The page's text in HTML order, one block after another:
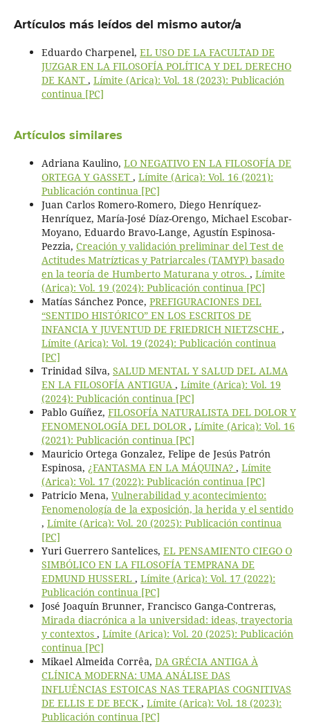
Artículos más leídos del mismo autor/a
Eduardo Charpenel, EL USO DE LA FACULTAD DE
JUZGAR EN LA FILOSOFÍA POLÍTICA Y DEL DERECHO
DE KANT , Límite (Arica): Vol. 18 (2023): Publicación
continua [PC]
Artículos similares
Adriana Kaulino, LO NEGATIVO EN LA FILOSOFÍA DE
ORTEGA Y GASSET , Límite (Arica): Vol. 16 (2021):
Publicación continua [PC]
Juan Carlos Romero-Romero, Diego Henríquez-
Henríquez, María-José Díaz-Orengo, Michael Escobar-
Moyano, Eduardo Bravo-Lange, Agustín Espinosa-
Pezzia, Creación y validación preliminar del Test de
Actitudes Matrízticas y Patriarcales (TAMYP) basado
en la teoría de Humberto Maturana y otros. , Límite
(Arica): Vol. 19 (2024): Publicación continua [PC]
Matías Sánchez Ponce, PREFIGURACIONES DEL
“SENTIDO HISTÓRICO” EN LOS ESCRITOS DE
INFANCIA Y JUVENTUD DE FRIEDRICH NIETZSCHE ,
Límite (Arica): Vol. 19 (2024): Publicación continua
[PC]
Trinidad Silva, SALUD MENTAL Y SALUD DEL ALMA
EN LA FILOSOFÍA ANTIGUA , Límite (Arica): Vol. 19
(2024): Publicación continua [PC]
Pablo Guíñez, FILOSOFÍA NATURALISTA DEL DOLOR Y
FENOMENOLOGÍA DEL DOLOR , Límite (Arica): Vol. 16
(2021): Publicación continua [PC]
Mauricio Ortega Gonzalez, Felipe de Jesús Patrón
Espinosa, ¿FANTASMA EN LA MÁQUINA? , Límite
(Arica): Vol. 17 (2022): Publicación continua [PC]
Patricio Mena, Vulnerabilidad y acontecimiento:
Fenomenología de la exposición, la herida y el sentido
, Límite (Arica): Vol. 20 (2025): Publicación continua
[PC]
Yuri Guerrero Santelices, EL PENSAMIENTO CIEGO O
SIMBÓLICO EN LA FILOSOFÍA TEMPRANA DE
EDMUND HUSSERL , Límite (Arica): Vol. 17 (2022):
Publicación continua [PC]
José Joaquín Brunner, Francisco Ganga-Contreras,
Mirada diacrónica a la universidad: ideas, trayectoria
y contextos , Límite (Arica): Vol. 20 (2025): Publicación
continua [PC]
Mikael Almeida Corrêa, DA GRÉCIA ANTIGA À
CLÍNICA MODERNA: UMA ANÁLISE DAS
INFLUÊNCIAS ESTOICAS NAS TERAPIAS COGNITIVAS
DE ELLIS E DE BECK , Límite (Arica): Vol. 18 (2023):
Publicación continua [PC]